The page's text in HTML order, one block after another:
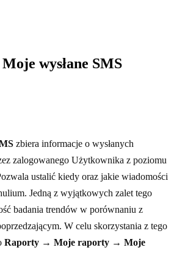
wysłane SMS
zbiera informacje o wysłanych
zalogowanego Użytkownika z poziomu
ustalić kiedy oraz jakie wiadomości
Jedną z wyjątkowych zalet tego
badania trendów w porównaniu z
W celu skorzystania z tego
Raporty → Moje raporty → Moje